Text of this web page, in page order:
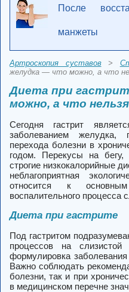
После
манжеты
Артроскопия суставов>
желудка — что можно, а что
Диета при
можно, а что
Сегодня гастрит
заболеванием желудка,
перехода болезни в
годом. Перекусы на бегу,
строгие низкокалорийные
неблагоприятная
относится к основным
воспалительного процесса
Диета при гастрите
Под гастритом
процессов на
формулировка
Важно соблюдать
болезни, так и при
в медицинском перечне